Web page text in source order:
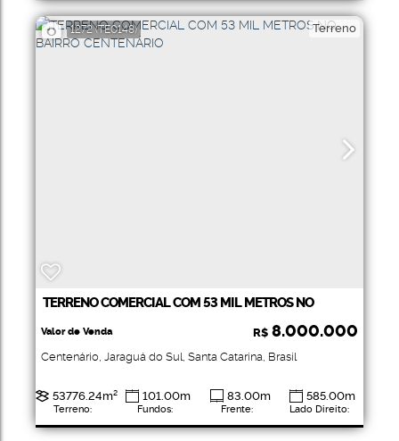
1272 (TE0148) Terreno
TERRENO COMERCIAL COM 53 MIL METROS NO
BAIRRO CENTENÁRIO
R$ 8.000.000
Valor de Venda
Centenário, Jaraguá do Sul, Santa Catarina, Brasil
Terreno:
53776.24m²
Fundos:
101 .00m
Frente:
83 .00m
Lado Direito:
585 .00m
Lado
648.00m